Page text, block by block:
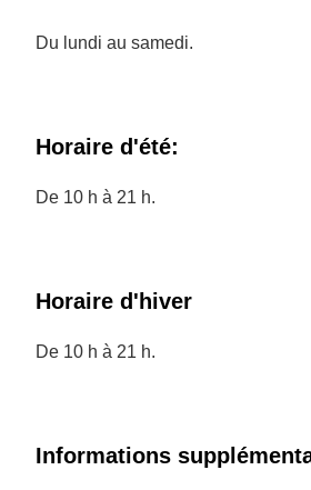
Du lundi au samedi.
Horaire d'été:
De 10 h à 21 h.
Horaire d'hiver
De 10 h à 21 h.
Informations